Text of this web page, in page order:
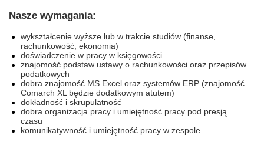
Nasze wymagania:
wykształcenie wyższe lub w trakcie studiów (finanse,
rachunkowość, ekonomia)
doświadczenie w pracy w księgowości
znajomość podstaw ustawy o rachunkowości oraz przepisów
podatkowych
dobra znajomość MS Excel oraz systemów ERP (znajomość
Comarch XL będzie dodatkowym atutem)
dokładność i skrupulatność
dobra organizacja pracy i umiejętność pracy pod presją
czasu
komunikatywność i umiejętność pracy w zespole